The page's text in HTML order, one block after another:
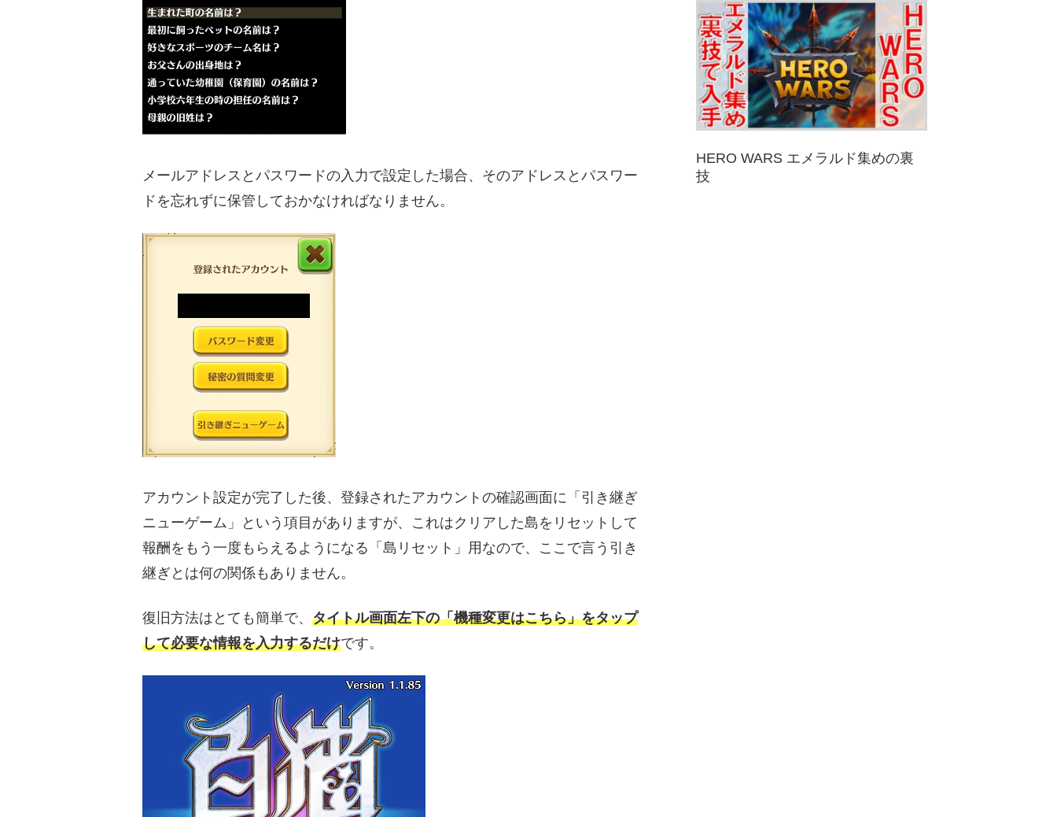
メールアドレスとパスワードの入力で設定した場合、そのアドレスとパスワー
ドを忘れずに保管しておかなければなりません。
アカウント設定が完了した後、登録されたアカウントの確認画面に「引き継ぎ
ニューゲーム」という項目がありますが、これはクリアした島をリセットして
報酬をもう一度もらえるようになる「島リセット」用なので、ここで言う引き
継ぎとは何の関係もありません。
復旧方法はとても簡単で、 タイトル画面左下の「機種変更はこちら」をタップ
して必要な情報を入力するだけです。
HERO WARS エメラルド集めの裏
技